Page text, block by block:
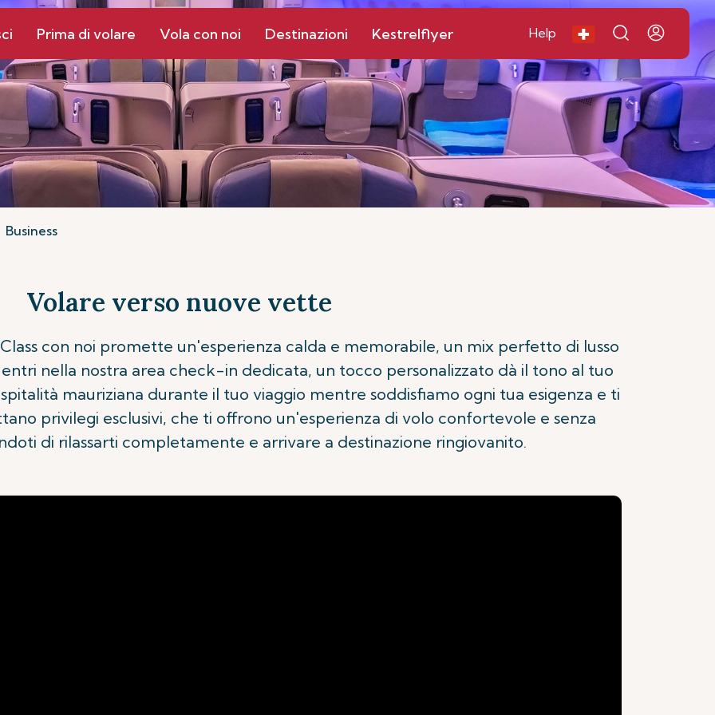
Prima di volare Vola con noi Destinazioni Kestrelflyer Help
Business
Volare verso nuove vette
con noi promette un'esperienza calda e memorabile, un mix perfetto di lusso
nella nostra area check-in dedicata, un tocco personalizzato dà il tono al tuo
mauriziana durante il tuo viaggio mentre soddisfiamo ogni tua esigenza e ti
privilegi esclusivi, che ti offrono un'esperienza di volo confortevole e senza
di rilassarti completamente e arrivare a destinazione ringiovanito.